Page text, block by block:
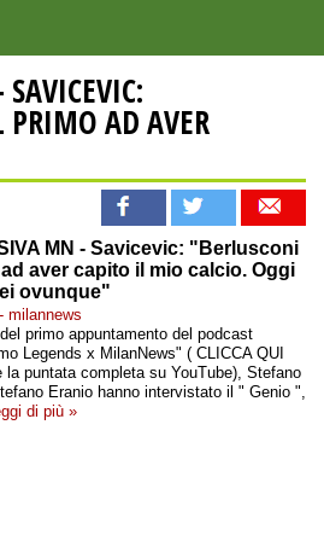
AD AVER
MN - Savicevic: "Berlusconi
aver capito il mio calcio. Oggi
ovunque"
milannews
primo appuntamento del podcast
Legends x MilanNews" ( CLICCA QUI
la puntata completa su YouTube), Stefano
Eranio hanno intervistato il " Genio ",
di più »